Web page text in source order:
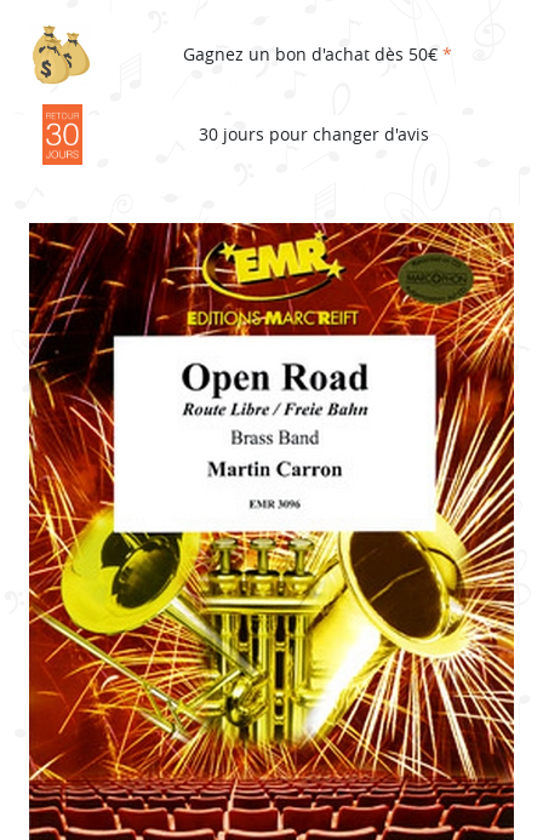
Gagnez un bon d'achat dès 50€ *
30 jours pour changer d'avis